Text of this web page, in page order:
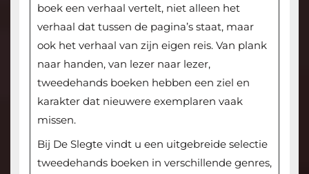
boek een verhaal vertelt, niet alleen het
verhaal dat tussen de pagina’s staat, maar
ook het verhaal van zijn eigen reis. Van plank
naar handen, van lezer naar lezer,
tweedehands boeken hebben een ziel en
karakter dat nieuwere exemplaren vaak
missen.
Bij De Slegte vindt u een uitgebreide selectie
tweedehands boeken in verschillende genres,